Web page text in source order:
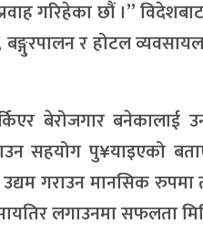
गरिहेका छौं ।”
र होटल
बेरोजगार बनेकालाई
सहयोग पु¥याइएको
गराउन मानसिक रुपमा
लगाउनमा सफलता